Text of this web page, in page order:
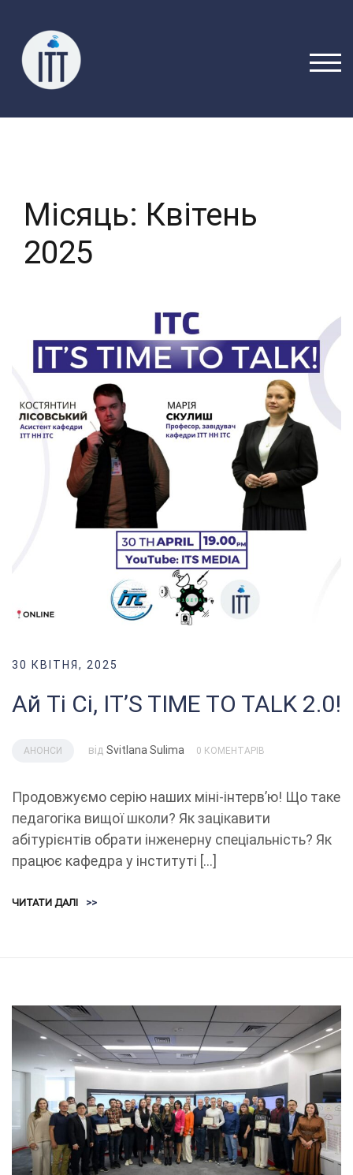
вмісту
Місяць: Квітень
2025
30 КВІТНЯ, 2025
Ай Ті Сі, IT’S TIME TO TALK 2.0!
АНОНСИ від Svitlana Sulima 0 КОМЕНТАРІВ
Продовжуємо серію наших міні-інтервʼю! Що таке
педагогіка вищої школи? Як зацікавити
абітурієнтів обрати інженерну спеціальність? Як
працює кафедра у інституті […]
ЧИТАТИ ДАЛІ >>